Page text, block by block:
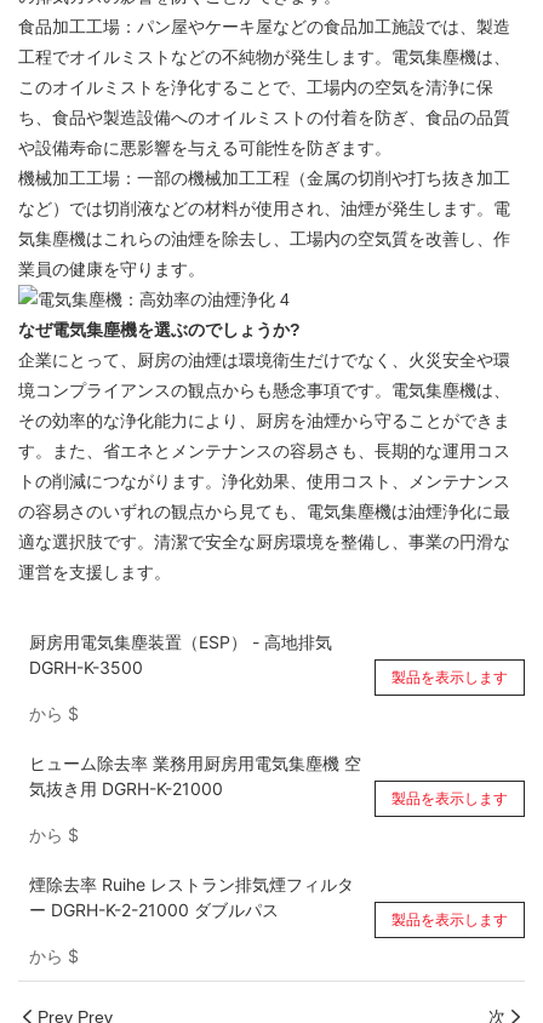
食品加工工場：パン屋やケーキ屋などの食品加工施設では、製造
工程でオイルミストなどの不純物が発生します。電気集塵機は、
このオイルミストを浄化することで、工場内の空気を清浄に保
ち、食品や製造設備へのオイルミストの付着を防ぎ、食品の品質
や設備寿命に悪影響を与える可能性を防ぎます。
機械加工工場：一部の機械加工工程（金属の切削や打ち抜き加工
など）では切削液などの材料が使用され、油煙が発生します。電
気集塵機はこれらの油煙を除去し、工場内の空気質を改善し、作
業員の健康を守ります。
なぜ電気集塵機を選ぶのでしょうか?
企業にとって、厨房の油煙は環境衛生だけでなく、火災安全や環
境コンプライアンスの観点からも懸念事項です。電気集塵機は、
その効率的な浄化能力により、厨房を油煙から守ることができま
す。また、省エネとメンテナンスの容易さも、長期的な運用コス
トの削減につながります。浄化効果、使用コスト、メンテナンス
の容易さのいずれの観点から見ても、電気集塵機は油煙浄化に最
適な選択肢です。清潔で安全な厨房環境を整備し、事業の円滑な
運営を支援します。
厨房用電気集塵装置（ESP） - 高地排気
DGRH-K-3500
から $
製品を表示します
ヒューム除去率 業務用厨房用電気集塵機 空
気抜き用 DGRH-K-21000
から $
製品を表示します
煙除去率 Ruihe レストラン排気煙フィルタ
ー DGRH-K-2-21000 ダブルパス
から $
製品を表示します
Prev Prev 次